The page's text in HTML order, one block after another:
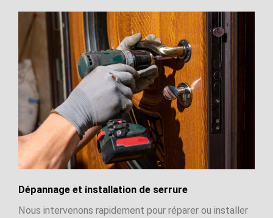
Dépannage et installation de serrure
Nous intervenons rapidement pour réparer ou installer